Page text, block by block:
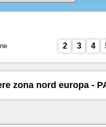
4
3
2
zona nord europa -